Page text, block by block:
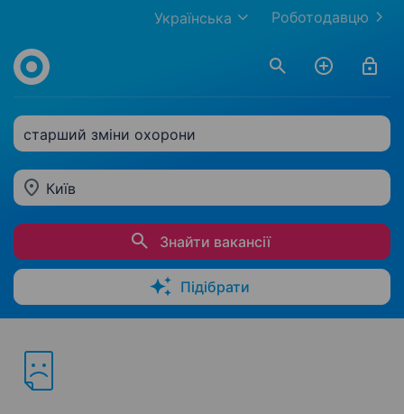
Роботодавцю
Українська
старший зміни охорони
Київ
Знайти вакансії
Підібрати